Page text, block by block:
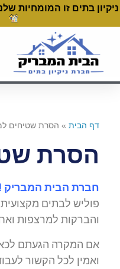
ניקיון בתים זו המומחיות
דף הבית » הסרת שטיחים
הסרת
חברת הבית המבריק !
פוליש לבתים
והברקות למרצפות
אם המקרה הגעתם
ואמין לכל הקשור